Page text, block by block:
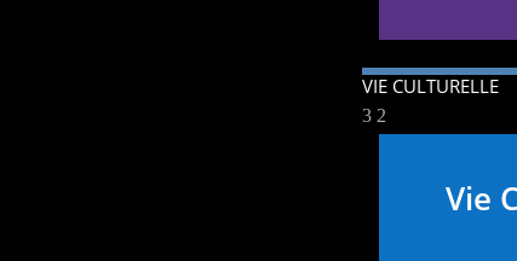
VIE CULTURELLE
Vie